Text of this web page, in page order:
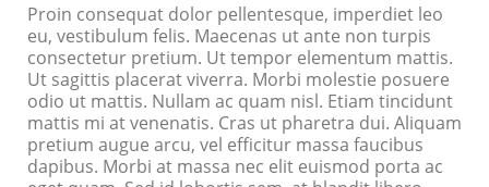
Proin consequat dolor pellentesque, imperdiet leo
eu, vestibulum felis. Maecenas ut ante non turpis
consectetur pretium. Ut tempor elementum mattis.
Ut sagittis placerat viverra. Morbi molestie posuere
odio ut mattis. Nullam ac quam nisl. Etiam tincidunt
mattis mi at venenatis. Cras ut pharetra dui. Aliquam
pretium augue arcu, vel efficitur massa faucibus
dapibus. Morbi at massa nec elit euismod porta ac